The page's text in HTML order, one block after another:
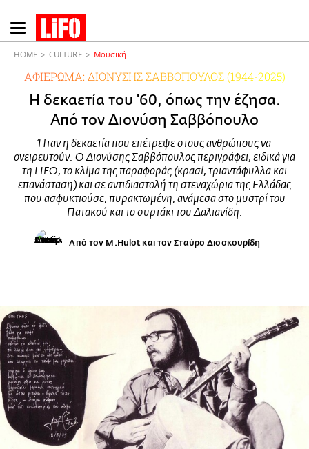
Παράκαμψη
προς
κυρίως
HOME CULTURE Μουσική
ΑΦΙΕΡΩΜΑ: ΔΙΟΝΥΣΗΣ ΣΑΒΒΟΠΟΥΛΟΣ (1944-2025)
Η δεκαετία του '60, όπως την έζησα.
Από τον Διονύση Σαββόπουλο
Ήταν η δεκαετία που επέτρεψε στους ανθρώπους να
ονειρευτούν. Ο Διονύσης Σαββόπουλος περιγράφει, ειδικά για
τη LIFO, το κλίμα της παραφοράς (κρασί, τριαντάφυλλα και
επανάσταση) και σε αντιδιαστολή τη στεναχώρια της Ελλάδας
που ασφυκτιούσε, πυρακτωμένη, ανάμεσα στο μυστρί του
Πατακού και το συρτάκι του Δαλιανίδη.
Aπό τον M.Hulot και τον Σταύρο Διοσκουρίδη